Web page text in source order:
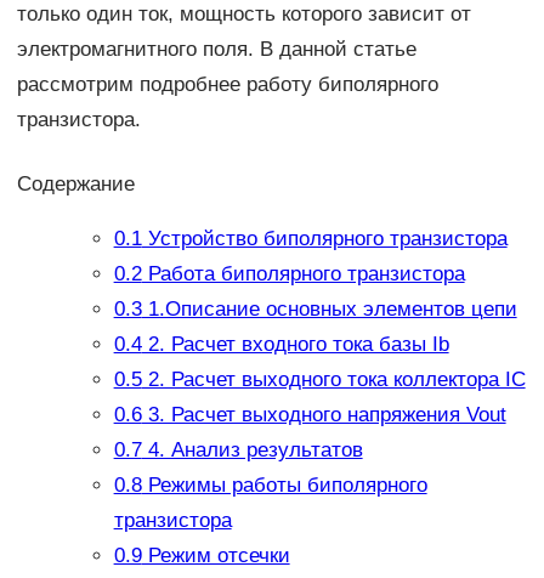
только один ток, мощность которого зависит от
электромагнитного поля. В данной статье
рассмотрим подробнее работу биполярного
транзистора.
Содержание
0.1Устройство биполярного транзистора
0.2Работа биполярного транзистора
0.31.Описание основных элементов цепи
0.42. Расчет входного тока базы Ib
0.52. Расчет выходного тока коллектора IС
0.63. Расчет выходного напряжения Vout
0.74. Анализ результатов
0.8Режимы работы биполярного
транзистора
0.9Режим отсечки